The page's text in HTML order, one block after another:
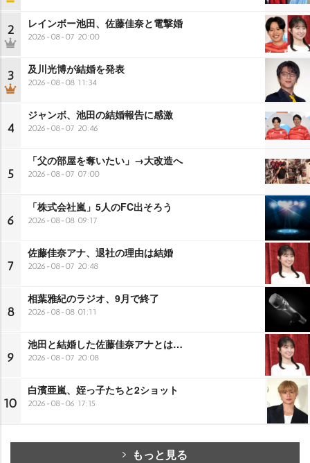
2 レインボー池田、佐藤佳奈と電撃婚
2026-08-07 20:00
3 及川光博が結婚を発表
2026-08-08 11:34
4
ジャンボ、池田の結婚報告に感激
2026-08-07 20:46
5
「父の部屋を奪いたい」→大改造へ
2026-08-07 07:00
6
「株式会社嵐」5人のFC出そろう
2026-08-08 09:17
7
佐藤佳奈アナ、退社の理由は結婚
2026-08-07 20:48
8
相葉雅紀のラジオ、9月で終了
2026-08-08 01:11
9
池田と結婚した佐藤佳奈アナとは…
2026-08-07 20:08
10
白濱亜嵐、姪っ子たちと2ショット
2026-08-06 17:15
もっと見る